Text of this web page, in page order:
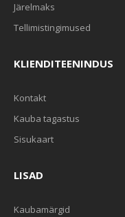
Järelmaks
Tellimistingimused
KLIENDITEENINDUS
Kontakt
Kauba tagastus
Sisukaart
LISAD
Kaubamärgid